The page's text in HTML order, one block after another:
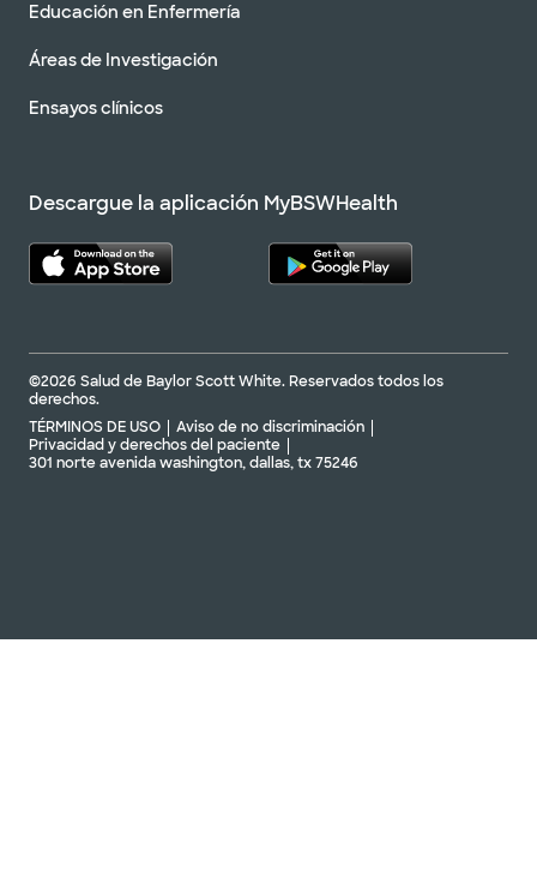
Educación en Enfermería
Áreas de Investigación
Ensayos clínicos
Descargue la aplicación MyBSWHealth
©2026 Salud de Baylor Scott White. Reservados todos los
derechos.
TÉRMINOS DE USO
Aviso de no discriminación
Privacidad y derechos del paciente
301 norte avenida washington, dallas, tx 75246